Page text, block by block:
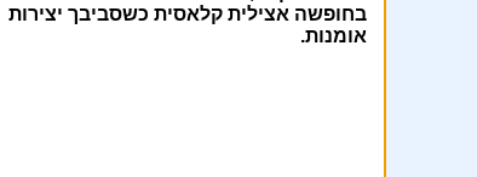
בחופשה אצילית קלאסית כשסביבך יצירות
אומנות.